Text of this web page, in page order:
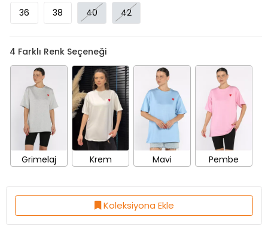
36 38 40 42
4 Farklı Renk Seçeneği
Grimelaj Krem Mavi Pembe
Koleksiyona Ekle